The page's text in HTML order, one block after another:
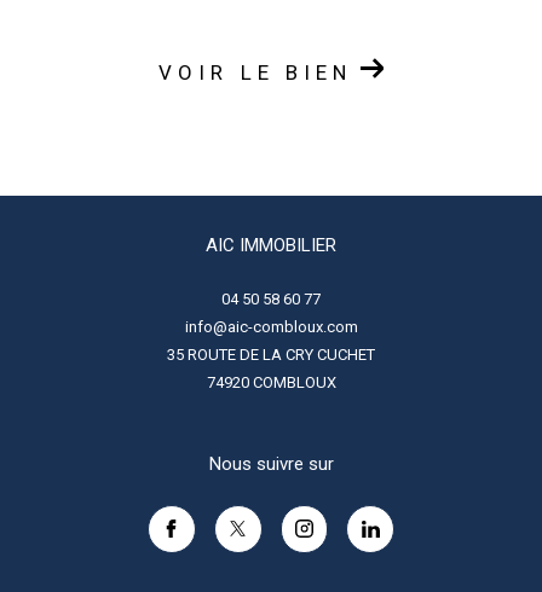
VOIR LE BIEN
AIC IMMOBILIER
04 50 58 60 77
info@aic-combloux.com
35 ROUTE DE LA CRY CUCHET
74920
COMBLOUX
Nous suivre sur